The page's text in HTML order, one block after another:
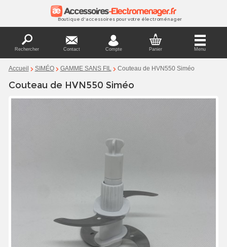
Boutique d'accessoires pour votre électroménager
Rechercher Contact Compte Panier Menu
Accueil SIMÉO GAMME SANS FIL Couteau de HVN550 Siméo
Couteau de HVN550 Siméo